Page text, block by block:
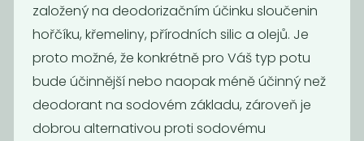
Deodorant tea
Deodorant
založený na deodorizačním účinku sloučenin
hořčíku, křemeliny, přírodních silic a olejů. Je
proto možné, že konkrétně pro Váš typ potu
bude účinnější nebo naopak méně účinný než
deodorant na sodovém základu, zároveň je
dobrou alternativou proti sodovému